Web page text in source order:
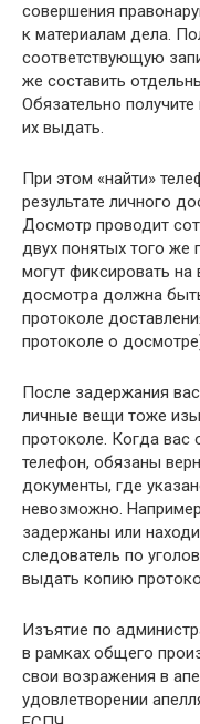
совершения
к материалам дела.
соответствующую
же составить
Обязательно
их выдать.
При этом «найти»
результате личного
Досмотр проводит
двух понятых того же
могут фиксировать
досмотра должна
протоколе
протоколе о
После задержания
личные вещи тоже
протоколе. Когда вас
телефон, обязаны
документы, где
невозможно.
задержаны или
следователь по
выдать копию
Изъятие по
в рамках общего
свои возражения в
удовлетворении